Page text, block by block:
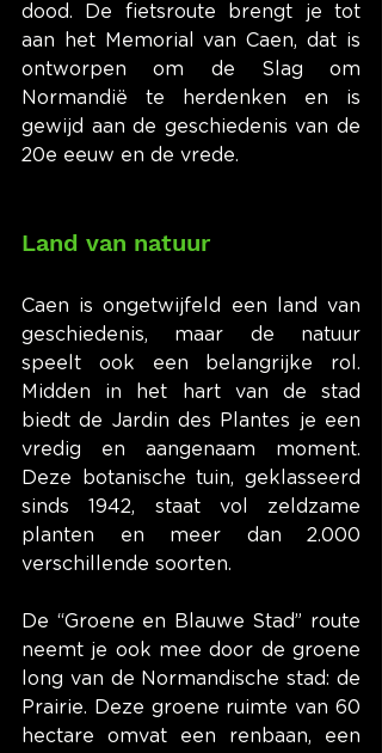
dood. De fietsroute brengt je tot
aan het Memorial van Caen, dat is
ontworpen om de Slag om
Normandië te herdenken en is
gewijd aan de geschiedenis van de
20e eeuw en de vrede.
Land van natuur
Caen is ongetwijfeld een land van
geschiedenis, maar de natuur
speelt ook een belangrijke rol.
Midden in het hart van de stad
biedt de Jardin des Plantes je een
vredig en aangenaam moment.
Deze botanische tuin, geklasseerd
sinds 1942, staat vol zeldzame
planten en meer dan 2.000
verschillende soorten.
De “Groene en Blauwe Stad” route
neemt je ook mee door de groene
long van de Normandische stad: de
Prairie. Deze groene ruimte van 60
hectare omvat een renbaan, een